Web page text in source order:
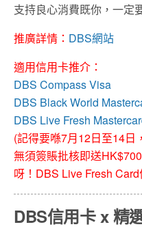
支持良心消費既你，一定
推廣詳情： DBS網站
適用信用卡推介：
DBS Compass Visa
DBS Black World
DBS Live Fresh
(記得要喺7月12日至14日
無須簽賬批核即送
呀！DBS Live Fresh
DBS信用卡 x 精